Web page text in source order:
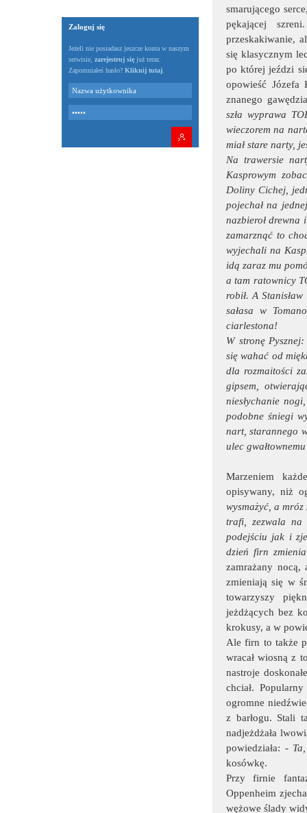
Zaloguj się
Jeżeli nie posiadasz jeszcze konta w naszym
serwisie, zarejestruj się już teraz.
Zapomniałeś hasło? Kliknij tutaj
smarującego
pękającej
przeskakiwanie,
się klasycznym
po której jeździ
opowieść Józefa
znanego
szła wyprawa
wieczorem na
miał stare narty,
Na trawersie
Kasprowym
Doliny Cichej,
pojechał na
nazbieroł drewna
zamarznąć to
wyjechali na
idą zaraz mu
a tam ratownicy
robił. A
sałasa w
ciarlestona!
W stronę
się wahać od
dla rozmaitości
gipsem,
niesłychanie
podobne śniegi
nart, starannego
ulec
Marzeniem
opisywany, niż
wysmażyć, a
trafi, zezwala na
podejściu jak i
dzień firn
zamrażany
zmieniają się w
towarzyszy
jeżdżących bez
krokusy, a w
Ale firn to także
wracał wiosną z
nastroje
chciał.
ogromne
z barłogu. Stali
nadjeżdżała
powiedziała: -
kosówkę.
Przy firnie
Oppenheim
wężowe ślady